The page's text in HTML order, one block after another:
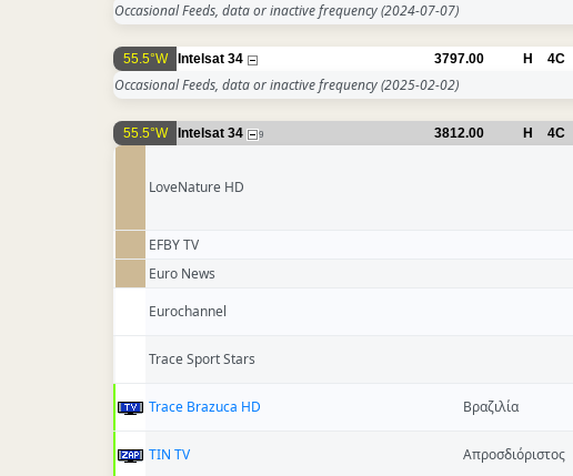
Occasional Feeds, data or inactive frequency(2024-07-07)
55.5°W Intelsat 34 3797.00 H 4C
Occasional Feeds, data or inactive frequency(2025-02-02)
55.5°W Intelsat 34 9 3812.00 H 4C
LoveNature HD
EFBY TV
Euro News
Eurochannel
Trace Sport Stars
Trace Brazuca HD Βραζιλία
TIN TV Απροσδιόριστος